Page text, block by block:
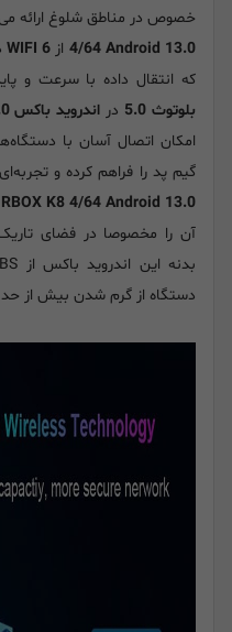
خصوص در مناطق شلوغ ارائه
4/64 Android 13.0 از WIFI 6
که انتقال داده با سرعت و
بلوتوث 5.0
در اندروید باکس HK1 RBOX K8 4/64 Android 13.0
امکان اتصال آسان با
گیم پد را فراهم کرده و
RBOX K8 4/64 Android 13.0
آن را مخصوصا در فضای
دستگاه از گرم شدن بیش از